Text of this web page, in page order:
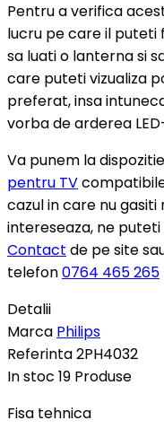
Pentru a verifica
lucru pe care il puteti
sa luati o lanterna si
care puteti vizualiza
preferat, insa
vorba de arderea
Va punem la
pentru TV
cazul in care nu
intereseaza, ne
Contact de pe site
telefon0764 465 265
Detalii
Marca Philips
Referinta2PH4032
In stoc 19 Produse
Fisa tehnica